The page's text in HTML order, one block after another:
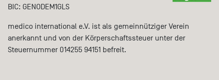
BIC: GENODEM1GLS
medico international e.V. ist als gemeinnütziger Verein
anerkannt und von der Körperschaftssteuer unter der
Steuernummer 014255 94151 befreit.